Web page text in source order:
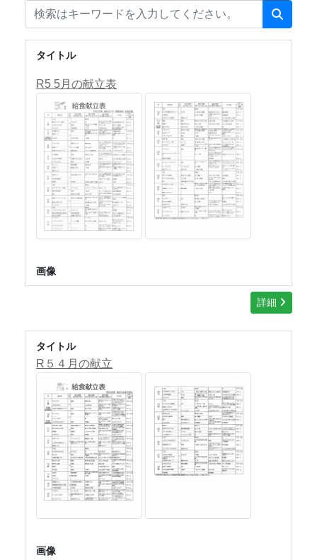
タイトル
R5 5月の献立表
画像
詳細
タイトル
R５４月の献立
画像